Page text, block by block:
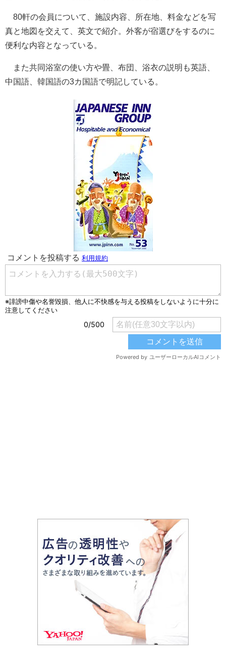
80軒の会員について、施設内容、所在地、料金などを写
真と地図を交えて、英文で紹介。外客が宿選びをするのに
便利な内容となっている。
また共同浴室の使い方や畳、布団、浴衣の説明も英語、
中国語、韓国語の3カ国語で明記している。